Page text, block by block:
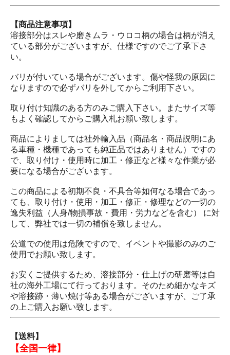
【商品注意事項】
溶接部分はスレや磨きムラ・ウロコ柄の場合は柄が消え
ている部分がございますが、仕様ですのでご了承下さ
い。
バリが付いている場合がございます。傷や怪我の原因に
なりますので必ずバリを外してからご利用下さい。
取り付け知識のある方のみご購入下さい。またサイズ等
もよく確認してからご購入札お願い致します。
商品によりましては社外輸入品（商品名・商品説明にあ
る車種・機種であっても純正品ではありません）ですの
で、取り付け・使用時に加工・修正など様々な作業が必
要になる場合がございます。
この商品による初期不良・不具合等如何なる場合であっ
ても、取り付け・使用・加工・修正・修理などの一切の
逸失利益（人身/物損事故・費用・労力などを含む） に対
して、弊社では一切の補償を致しません。
公道での使用は危険ですので、イベントや撮影のみのご
使用でお願い致します。
お安くご提供するため、溶接部分・仕上げの研磨等は自
社の海外工場にて行っております。そのため細かなキズ
や溶接跡・薄い焼け等ある場合がございますが、ご了承
の上ご購入お願い致します。
【送料】
【全国一律】